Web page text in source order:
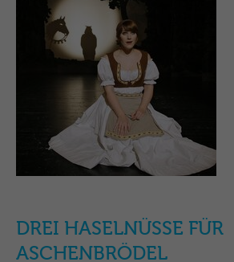
DREI HASELNÜSSE FÜR
ASCHENBRÖDEL